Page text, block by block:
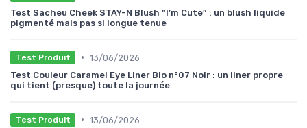
Test Sacheu Cheek STAY-N Blush “I’m Cute” : un blush liquide
pigmenté mais pas si longue tenue
Test Produit • 13/06/2026
Test Couleur Caramel Eye Liner Bio n°07 Noir : un liner propre
qui tient (presque) toute la journée
Test Produit • 13/06/2026